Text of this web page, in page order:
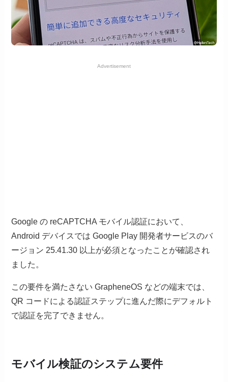
Advertisement
Google の reCAPTCHA モバイル認証において、
Android デバイスでは Google Play 開発者サービスのバ
ージョン 25.41.30 以上が必須となったことが確認され
ました。
この要件を満たさない GrapheneOS などの端末では、
QR コードによる認証ステップに進んだ際にデフォルト
で認証を完了できません。
モバイル検証のシステム要件